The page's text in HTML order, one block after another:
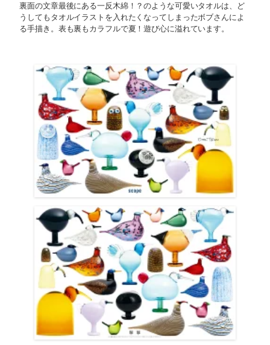
裏面の文章最後にある一反木綿！？のような可愛いタオルは、ど
うしてもタオルイラストを入れたくなってしまったボブさんによ
る手描き。表も裏もカラフルで夏！遊び心に溢れています。